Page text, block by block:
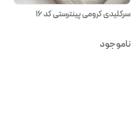
سرکلیدی کرومی پینترستی کد ۱۶
ناموجود